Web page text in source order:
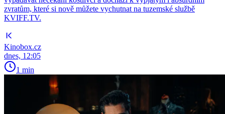
zvratům, které si nově můžete vychutnat na tuzemské službě
KVIFF.TV.
Kinobox.cz
dnes, 12:05
1 min